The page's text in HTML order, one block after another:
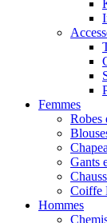
Femmes
Robes
Gants
Coiffe
Hommes